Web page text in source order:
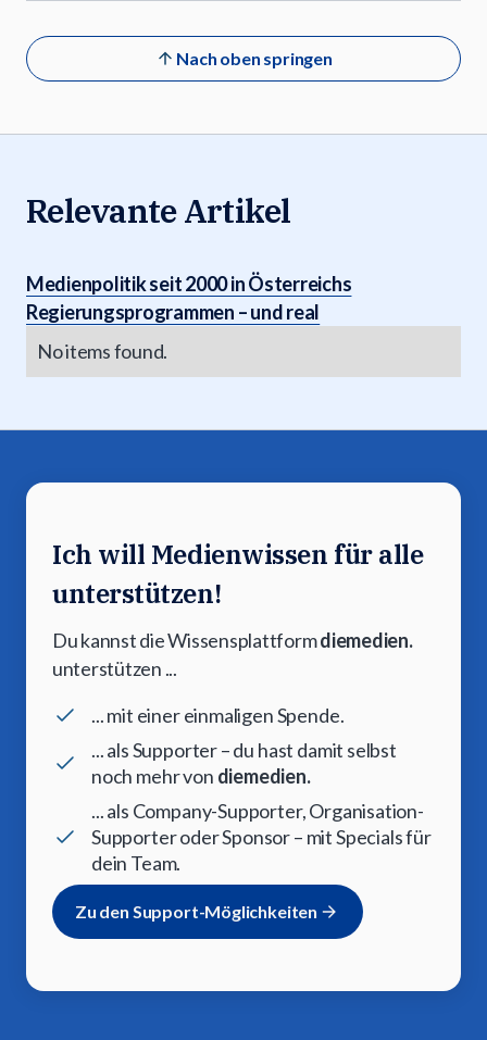
Nach oben springen
Relevante Artikel
Medienpolitik seit 2000 in Österreichs
Regierungsprogrammen – und real
No items found.
Ich will Medienwissen für alle
unterstützen!
Du kannst die Wissensplattformdiemedien.
unterstützen ...
... mit einer einmaligen Spende.
... als Supporter – du hast damit selbst
noch mehr von diemedien.
... als Company-Supporter, Organisation-
Supporter oder Sponsor – mit Specials für
dein Team.
Zu den Support-Möglichkeiten